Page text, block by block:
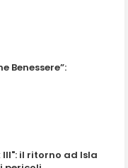
Benessere”:
il ritorno ad Isla